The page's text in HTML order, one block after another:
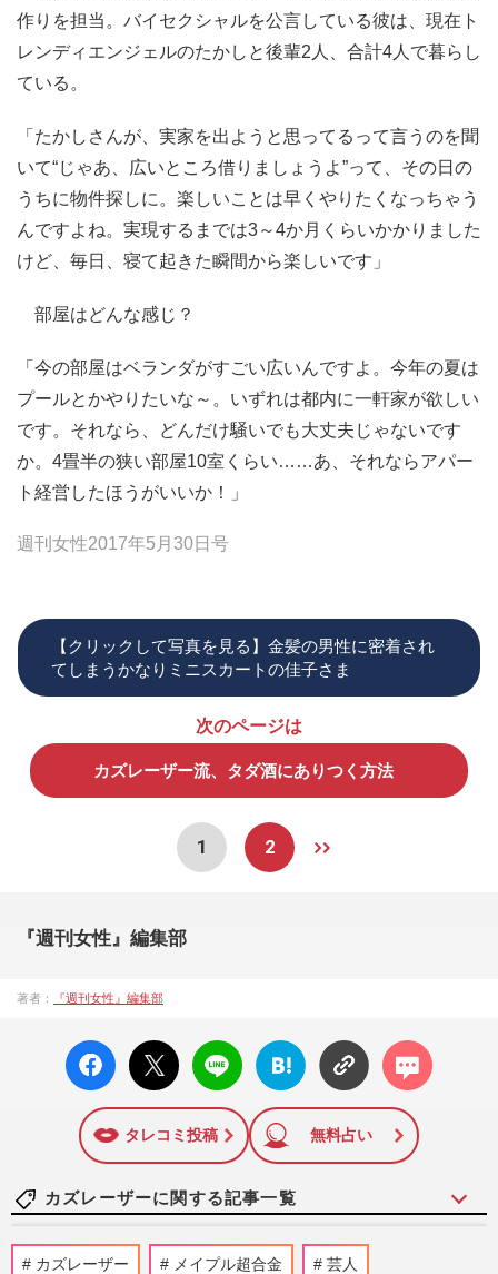
作りを担当。バイセクシャルを公言している彼は、現在ト
レンディエンジェルのたかしと後輩2人、合計4人で暮らし
ている。
「たかしさんが、実家を出ようと思ってるって言うのを聞
いて“じゃあ、広いところ借りましょうよ”って、その日の
うちに物件探しに。楽しいことは早くやりたくなっちゃう
んですよね。実現するまでは3～4か月くらいかかりました
けど、毎日、寝て起きた瞬間から楽しいです」
部屋はどんな感じ？
「今の部屋はベランダがすごい広いんですよ。今年の夏は
プールとかやりたいな～。いずれは都内に一軒家が欲しい
です。それなら、どんだけ騒いでも大丈夫じゃないです
か。4畳半の狭い部屋10室くらい……あ、それならアパー
ト経営したほうがいいか！」
週刊女性2017年5月30日号
【クリックして写真を見る】金髪の男性に密着され
てしまうかなりミニスカートの佳子さま
次のページは
カズレーザー流、タダ酒にありつく方法
1 2
『週刊女性』編集部
著者： 『週刊女性』編集部
facebo
ok い
X ポス
ト
LINE
はてな
ブック
に追加
コメン
ト
タレコミ投稿 無料占い
カズレーザーに関する記事一覧
【令和編】《有名人の「衝撃だった」結婚
カズレーザー メイプル超合金 芸人